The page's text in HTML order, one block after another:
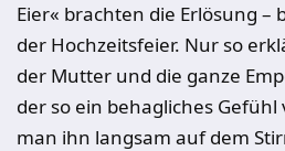
Eier« brachten die Erlösung –
der Hochzeitsfeier. Nur so
der Mutter und die ganze
der so ein behagliches
man ihn langsam auf dem